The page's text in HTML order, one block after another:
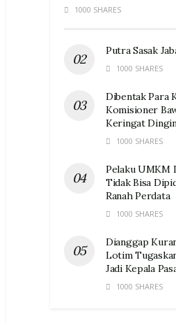
1000 SHARES
Putra Sasak
1000 SHARES
Dibentak Para
Komisioner
Keringat
1000 SHARES
Pelaku UMKM
Tidak Bisa
Ranah Perdata
1000 SHARES
Dianggap
Lotim
Jadi Kepala
1000 SHARES